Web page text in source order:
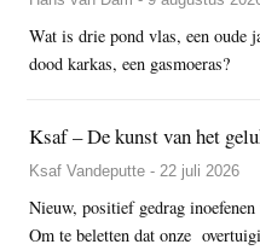
Wat is drie pond vlas, een oude
dood karkas, een gasmoeras?
Ksaf – De kunst van het
Ksaf Vandeputte - 22 juli 2026
Nieuw, positief gedrag
Om te beletten dat onze